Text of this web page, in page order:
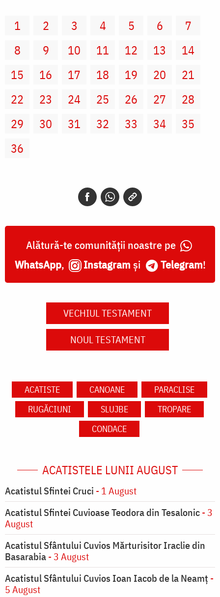
1 2 3 4 5 6
7
8
9 10 11 12 13
14
15
16 17 18 19 20
21
22
23 24 25 26 27
28
29
30 31 32 33 34
35
36
Alătură-te comunității noastre pe
WhatsApp, Instagram și Telegram!
VECHIUL TESTAMENT
NOUL TESTAMENT
ACATISTE CANOANE
PARACLISE
RUGĂCIUNI
SLUJBE
TROPARE
CONDACE
ACATISTELE LUNII AUGUST
Acatistul Sfintei Cruci - 1 August
Acatistul Sfintei Cuvioase Teodora din Tesalonic- 3
August
Acatistul Sfântului Cuvios Mărturisitor Iraclie din
Basarabia- 3 August
Acatistul Sfântului Cuvios Ioan Iacob de la Neamț -
5 August